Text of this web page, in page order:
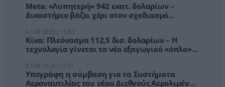
Meta: «Λυπητερή» 942 εκατ. δολαρίων –
Δικαστήριο βάζει χέρι στον σχεδιασμό
Κίνα: Πλεόνασμα 112,5 δισ. δολαρίων – Η
τεχνολογία γίνεται το νέο εξαγωγικό «όπλο»
Υπεγράφη η σύμβαση για τα Συστήματα
Αεροναυτιλίας του νέου Διεθνούς Αερολιμένα